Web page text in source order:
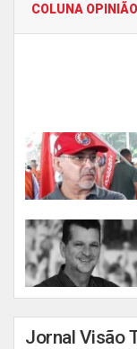
COLUNA OPINIÃO
Jornal Visão